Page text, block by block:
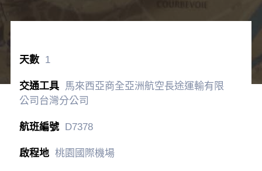
料理等，讓您品嚐極上美味。※此為參考圖片，實際
品嚐之餐食以店家提供之餐食為主。
大啖季節海陸御膳料理
蔬果、海鮮都是必嘗名物。位於《天橋立》旁的海鮮
餐廳以各式食材烹調出多樣鍋物、御膳，包含鮮嫩的
料理等，讓您品嚐極上美味。※此為參考圖片，實際
品嚐之餐食以店家提供之餐食為主。